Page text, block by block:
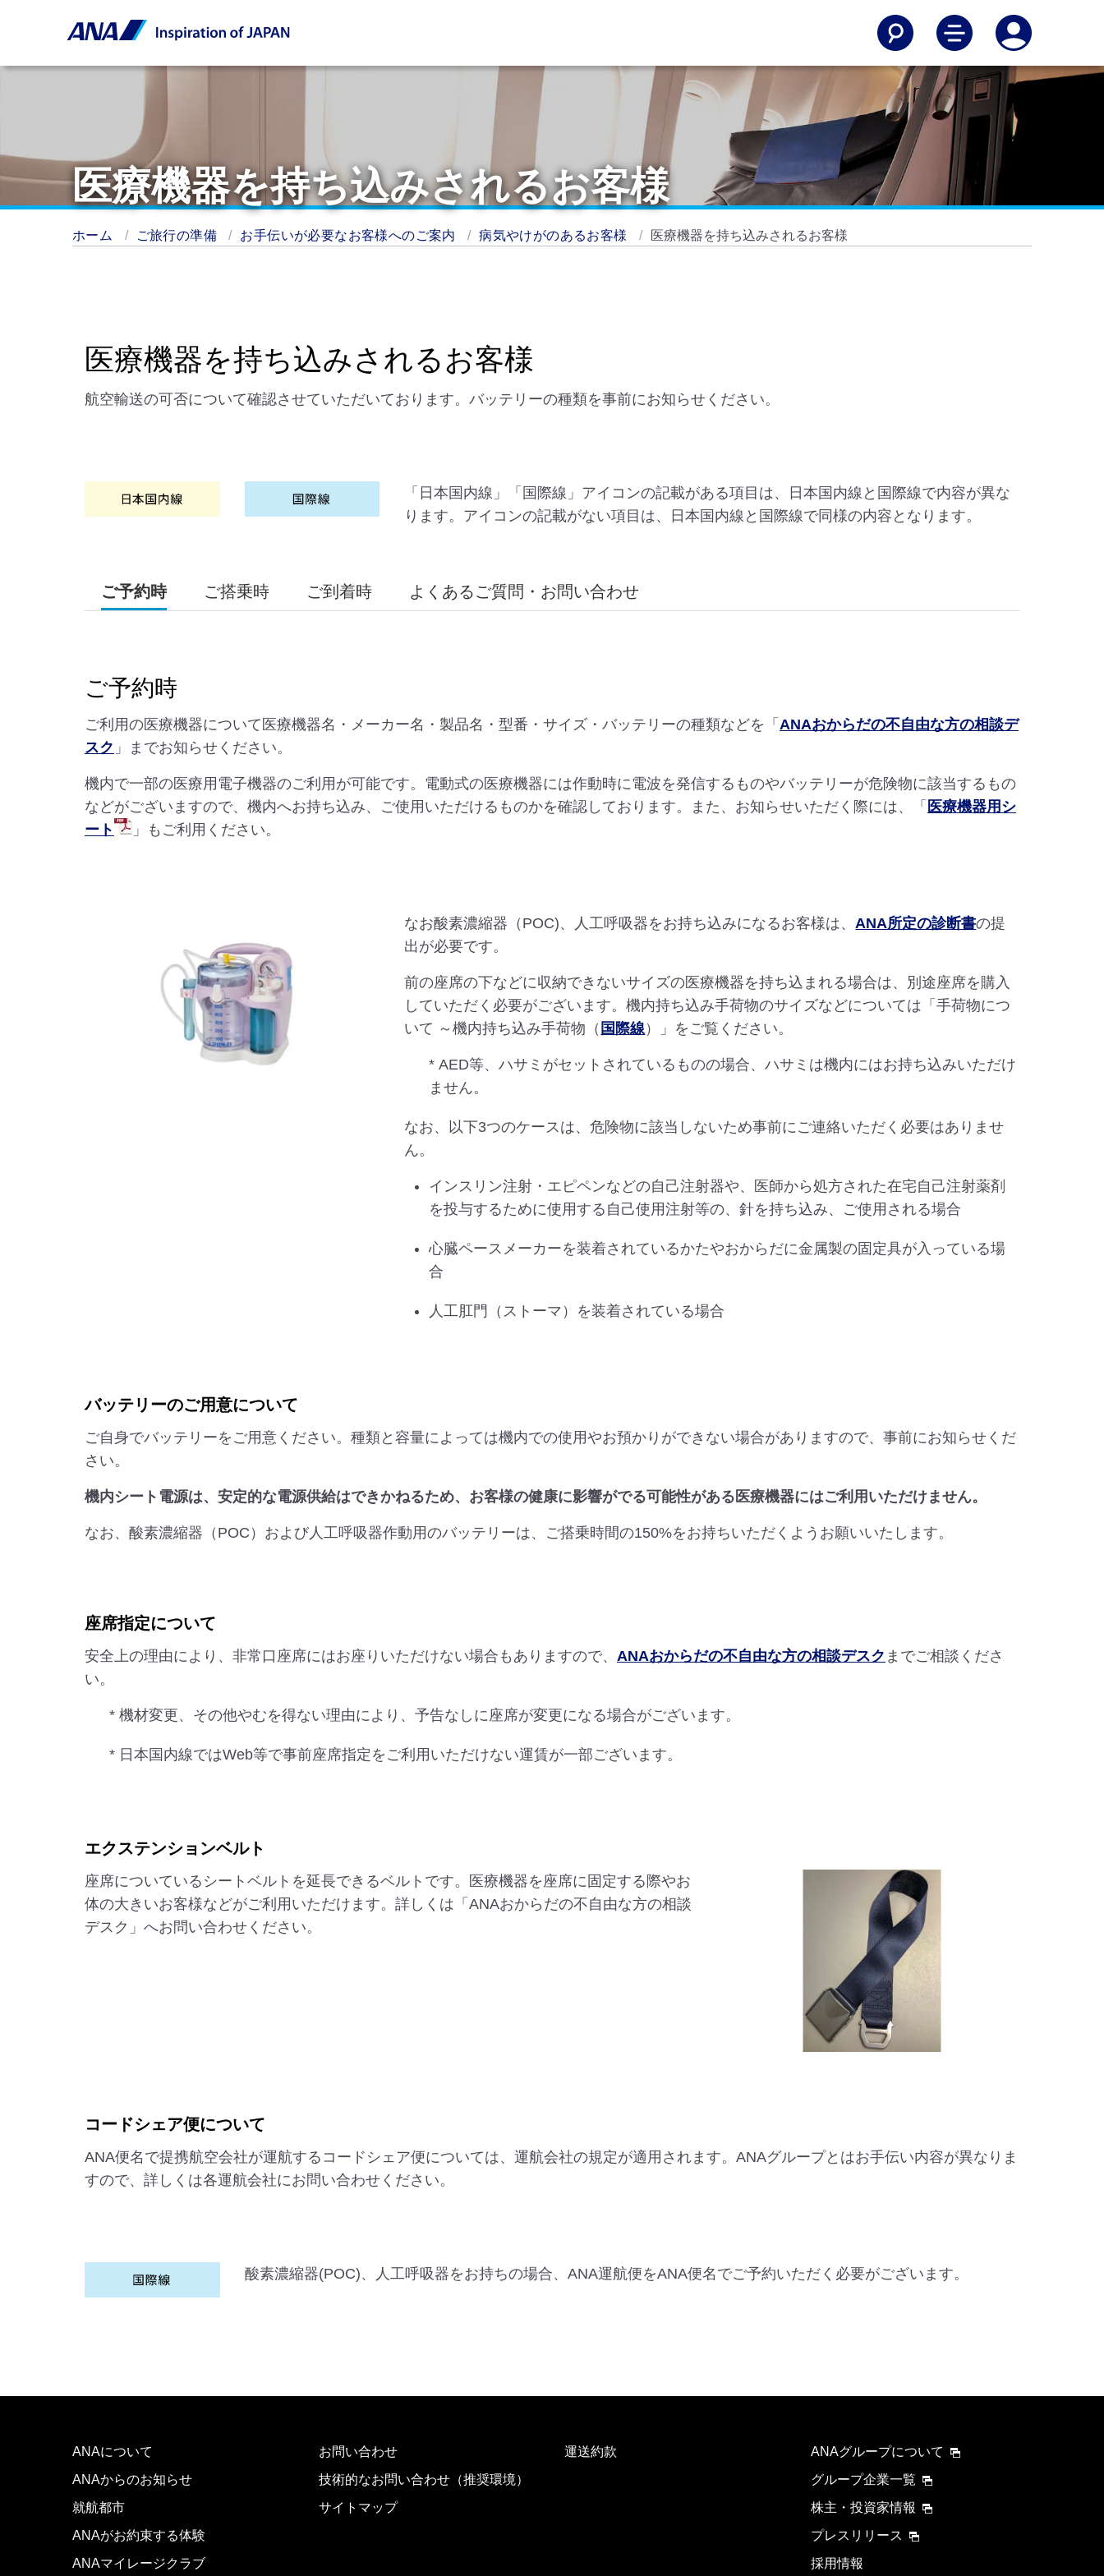
医療機器を持ち込みされるお客様
ホーム ご旅行の準備 お手伝いが必要なお客様へのご案内 病気やけがのあるお客様 医療機器を持ち込みされるお客様
医療機器を持ち込みされるお客様
航空輸送の可否について確認させていただいております。バッテリーの種類を事前にお知らせください。
「日本国内線」「国際線」アイコンの記載がある項目は、日本国内線と国際線で内容が異な
ります。アイコンの記載がない項目は、日本国内線と国際線で同様の内容となります。
ご予約時 ご搭乗時 ご到着時 よくあるご質問・お問い合わせ
ご予約時
ご利用の医療機器について医療機器名・メーカー名・製品名・型番・サイズ・バッテリーの種類などを「 ANAおからだの不自由な方の相談デ
スク 」までお知らせください。
機内で一部の医療用電子機器のご利用が可能です。電動式の医療機器には作動時に電波を発信するものやバッテリーが危険物に該当するもの
などがございますので、機内へお持ち込み、ご使用いただけるものかを確認しております。また、お知らせいただく際には、「 医療機器用シ
ート
」もご利用ください。
なお酸素濃縮器（POC)、人工呼吸器をお持ち込みになるお客様は、ANA所定の診断書の提
出が必要です。
前の座席の下などに収納できないサイズの医療機器を持ち込まれる場合は、別途座席を購入
していただく必要がございます。機内持ち込み手荷物のサイズなどについては「手荷物につ
いて ～機内持ち込み手荷物（ 国際線）」をご覧ください。
* AED等、ハサミがセットされているものの場合、ハサミは機内にはお持ち込みいただけ
ません。
なお、以下3つのケースは、危険物に該当しないため事前にご連絡いただく必要はありませ
ん。
インスリン注射・エピペンなどの自己注射器や、医師から処方された在宅自己注射薬剤
を投与するために使用する自己使用注射等の、針を持ち込み、ご使用される場合
心臓ペースメーカーを装着されているかたやおからだに金属製の固定具が入っている場
合
人工肛門（ストーマ）を装着されている場合
バッテリーのご用意について
ご自身でバッテリーをご用意ください。種類と容量によっては機内での使用やお預かりができない場合がありますので、事前にお知らせくだ
さい。
機内シート電源は、安定的な電源供給はできかねるため、お客様の健康に影響がでる可能性がある医療機器にはご利用いただけません。
なお、酸素濃縮器（POC）および人工呼吸器作動用のバッテリーは、ご搭乗時間の150%をお持ちいただくようお願いいたします。
座席指定について
安全上の理由により、非常口座席にはお座りいただけない場合もありますので、 ANAおからだの不自由な方の相談デスク までご相談くださ
い。
* 機材変更、その他やむを得ない理由により、予告なしに座席が変更になる場合がございます。
* 日本国内線ではWeb等で事前座席指定をご利用いただけない運賃が一部ございます。
エクステンションベルト
座席についているシートベルトを延長できるベルトです。医療機器を座席に固定する際やお
体の大きいお客様などがご利用いただけます。詳しくは「ANAおからだの不自由な方の相談
デスク」へお問い合わせください。
コードシェア便について
ANA便名で提携航空会社が運航するコードシェア便については、運航会社の規定が適用されます。ANAグループとはお手伝い内容が異なりま
すので、詳しくは各運航会社にお問い合わせください。
酸素濃縮器(POC)、人工呼吸器をお持ちの場合、ANA運航便をANA便名でご予約いただく必要がございます。
ANAについて
ANAからのお知らせ
就航都市
ANAがお約束する体験
ANAマイレージクラブ
お問い合わせ
技術的なお問い合わせ（推奨環境）
サイトマップ
運送約款
ANAグループについて
グループ企業一覧
株主・投資家情報
プレスリリース
採用情報